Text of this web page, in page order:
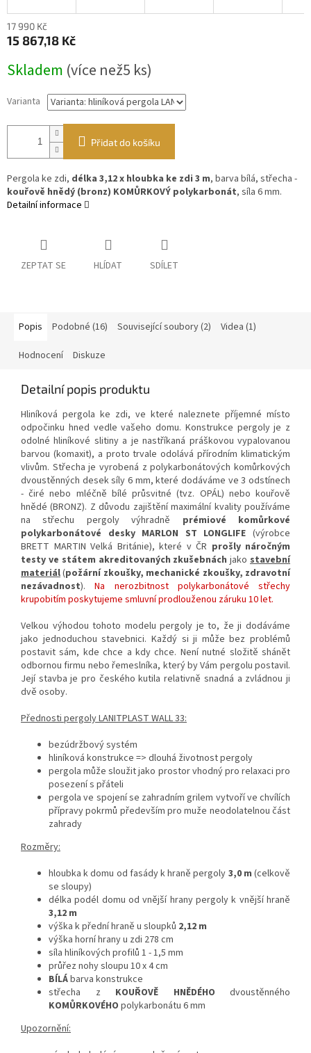
17 990 Kč
15 867,18 Kč
cena:
Skladem (více než5 ks)
Varianta
Přidat do košíku
Pergola ke zdi, délka 3,12 x hloubka ke zdi 3 m, barva bílá, střecha -
kouřově hnědý (bronz) KOMŮRKOVÝ polykarbonát, síla 6 mm.
Detailní informace
ZEPTAT SE HLÍDAT SDÍLET
Popis Podobné (16) Související soubory (2) Videa (1)
Hodnocení Diskuze
Detailní popis produktu
Hliníková pergola ke zdi, ve které naleznete příjemné místo
odpočinku hned vedle vašeho domu. Konstrukce pergoly je z
odolné hliníkové slitiny a je nastříkaná práškovou vypalovanou
barvou (komaxit), a proto trvale odolává přírodním klimatickým
vlivům. Střecha je vyrobená z polykarbonátových komůrkových
dvoustěnných desek síly 6 mm, které dodáváme ve 3 odstínech
- čiré nebo mléčně bílé průsvitné (tvz. OPÁL) nebo kouřově
hnědé (BRONZ). Z důvodu zajištění maximální kvality používáme
na střechu pergoly výhradně prémiové komůrkové
polykarbonátové desky MARLON ST LONGLIFE (výrobce
BRETT MARTIN Velká Británie), které v ČR prošly náročným
testy ve státem akreditovaných zkušebnách jakostavební
materiál(požární zkoušky, mechanické zkoušky, zdravotní
nezávadnost).Na nerozbitnost polykarbonátové střechy
krupobitím poskytujeme smluvní prodlouženou záruku 10 let.
Velkou výhodou tohoto modelu pergoly je to, že ji dodáváme
jako jednoduchou stavebnici. Každý si ji může bez problémů
postavit sám, kde chce a kdy chce. Není nutné složitě shánět
odbornou firmu nebo řemeslníka, který by Vám pergolu postavil.
Její stavba je pro českého kutila relativně snadná a zvládnou ji
dvě osoby.
Přednosti pergoly LANITPLAST WALL 33:
bezúdržbový systém
hliníková konstrukce => dlouhá životnost pergoly
pergola může sloužit jako prostor vhodný pro relaxaci pro
posezení s přáteli
pergola ve spojení se zahradním grilem vytvoří ve chvílích
přípravy pokrmů především pro muže neodolatelnou část
zahrady
Rozměry:
hloubka k domu od fasády k hraně pergoly 3,0 m (celkově
se sloupy)
délka podél domu od vnější hrany pergoly k vnější hraně
3,12 m
výška k přední hraně u sloupků 2,12 m
výška horní hrany u zdi 278 cm
síla hliníkových profilů 1 - 1,5 mm
průřez nohy sloupu 10 x 4 cm
BÍLÁbarva konstrukce
střecha z KOUŘOVĚ HNĚDÉHO dvoustěnného
KOMŮRKOVÉHO polykarbonátu 6 mm
Upozornění: